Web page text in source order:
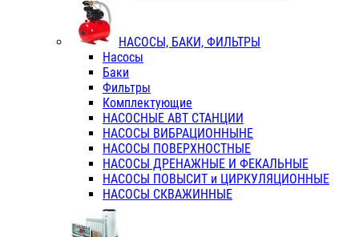
НАСОСЫ, БАКИ, ФИЛЬТРЫ
Насосы
Баки
Фильтры
Комплектующие
НАСОСНЫЕ АВТ СТАНЦИИ
НАСОСЫ ВИБРАЦИОННЫНЕ
НАСОСЫ ПОВЕРХНОСТНЫЕ
НАСОСЫ ДРЕНАЖНЫЕ И ФЕКАЛЬНЫЕ
НАСОСЫ ПОВЫСИТ и ЦИРКУЛЯЦИОННЫЕ
НАСОСЫ СКВАЖИННЫЕ